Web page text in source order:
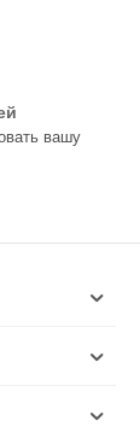
вашу